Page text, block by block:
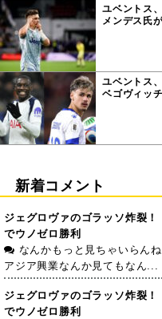
ユベントス
メンデス氏
ユベントス
ベゴヴィッ
新着コメント
ジェグロヴァのゴラッソ炸裂
でウノゼロ勝利
なんかもっと見ちゃいらん
アジア興業なんか見てもなん...
ジェグロヴァのゴラッソ炸裂
でウノゼロ勝利